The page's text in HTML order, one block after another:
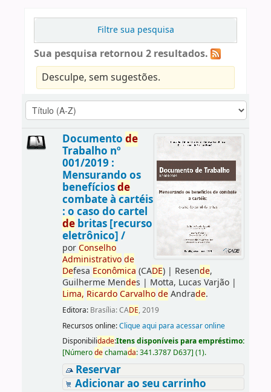
Filtre sua pesquisa
Sua pesquisa retornou 2 resultados.
Desculpe, sem sugestões.
Documento de
Trabalho nº
001/2019 :
Mensurando os
benefíciosde
combate à cartéis
: o caso do cartel
debritas [recurso
eletrônico] /
porConselho
Administrativo de
Defesa Econômica (CADE)| Resende,
Guilherme Mendes | Motta, Lucas Varjão|
Lima, Ricardo Carvalho deAndrade.
Editora: Brasília: CADE, 2019
Recursos online:Clique aqui para acessar online
Disponibilidade:Itens disponíveis para empréstimo:
[Númerodechamada:341.3787 D637] (1).
Reservar
Adicionar ao seu carrinho